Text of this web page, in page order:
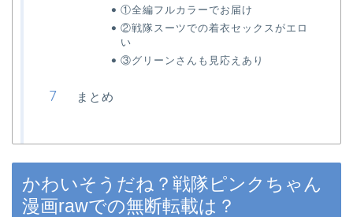
①全編フルカラーでお届け
②戦隊スーツでの着衣セックスがエロ
い
③グリーンさんも見応えあり
まとめ
かわいそうだね？戦隊ピンクちゃん
漫画rawでの無断転載は？